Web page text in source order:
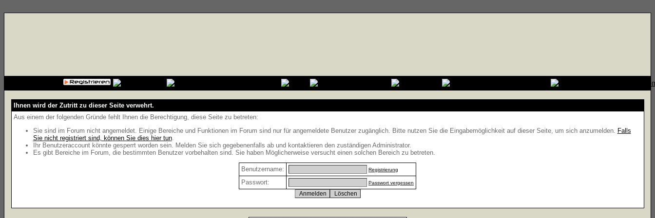
Ihnen wird der Zutritt zu dieser Seite verwehrt.
Aus einem der folgenden Gründe fehlt Ihnen die Berechtigung, diese Seite zu betreten:
Sie sind im Forum nicht angemeldet. Einige Bereiche und Funktionen im Forum sind nur für angemeldete Benutzer zugänglich. Bitte nutzen Sie die Eingabemöglichkeit auf dieser Seite, um sich anzumelden. Falls
Sie nicht registriert sind, können Sie dies hier tun.
Ihr Benutzeraccount könnte gesperrt worden sein. Melden Sie sich gegebenenfalls ab und kontaktieren den zuständigen Administrator.
Es gibt Bereiche im Forum, die bestimmten Benutzer vorbehalten sind. Sie haben Möglicherweise versucht einen solchen Bereich zu betreten.
Benutzername: Registrierung
Passwort: Passwort vergessen